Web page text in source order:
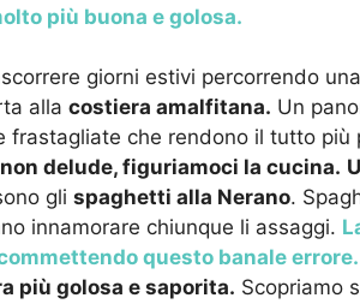
più buona e golosa.
giorni estivi percorrendo
alla costiera amalfitana. Un
frastagliate che rendono il tutto più
delude, figuriamoci la cucina.
gli spaghetti alla Nerano.
innamorare chiunque li assaggi.
questo banale errore.
più golosa e saporita. Scopriamo